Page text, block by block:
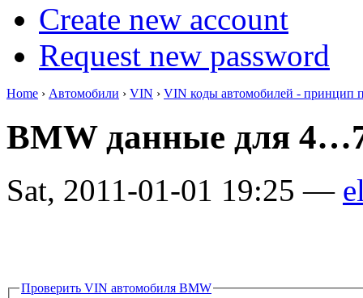
Create new account
Request new password
Home › Автомобили › VIN › VIN коды автомобилей - принцип
BMW данные для
Sat, 2011-01-01 19:25 —
Проверить VIN автомобиля BMW